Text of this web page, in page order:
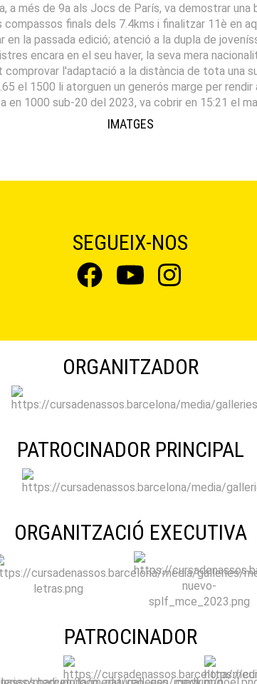
a més de 9a als Jocs de París, va demostrar
finals dels 7.4kms i finalitzar 11è en
la passada edició; atenció a la dupla de
encara en el seu haver, la seva mera
l'adaptació a la distància de tota una
el 1500 li atorguen un generós marge per
en 1000 sub-20 del 2023, va cobrir en 15:21 el
IMATGES
SEGUEIX-NOS
ORGANITZADOR
PATROCINADOR PRINCIPAL
ORGANITZACIÓ EXECUTIVA
PATROCINADOR